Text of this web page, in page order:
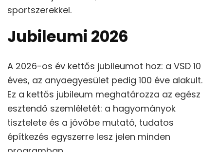
sportszerekkel.
Jubileumi 2026
A 2026-os év kettős jubileumot hoz: a VSD 10
éves, az anyaegyesület pedig 100 éve alakult.
Ez a kettős jubileum meghatározza az egész
esztendő szemléletét: a hagyományok
tisztelete és a jövőbe mutató, tudatos
építkezés egyszerre lesz jelen minden